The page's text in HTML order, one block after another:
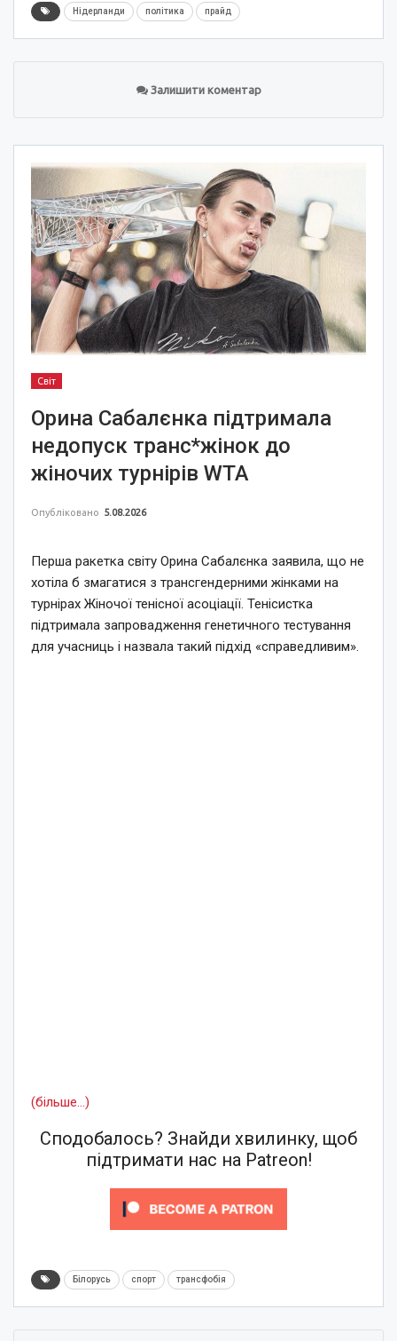
Нідерланди політика прайд
Залишити коментар
Світ
Орина Сабалєнка підтримала
недопуск транс*жінок до
жіночих турнірів WTA
Опубліковано 5.08.2026
Перша ракетка світу Орина Сабалєнка заявила, що не
хотіла б змагатися з трансгендерними жінками на
турнірах Жіночої тенісної асоціації. Тенісистка
підтримала запровадження генетичного тестування
для учасниць і назвала такий підхід «справедливим».
(більше…)
Сподобалось? Знайди хвилинку, щоб
підтримати нас на Patreon!
Білорусь спорт трансфобія